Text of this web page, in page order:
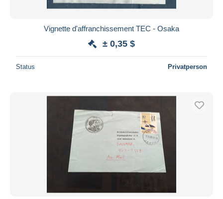
Vignette d'affranchissement TEC - Osaka
± 0,35 $
Status Privatperson